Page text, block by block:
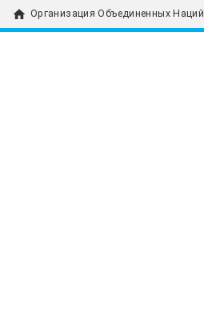
home Организация Объединенных Наций